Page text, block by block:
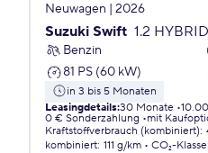
Neuwagen | 2026
Suzuki Swift 1.2
Benzin
81 PS (60 kW)
in 3 bis 5 Monaten
Leasingdetails:30 Monate
0 € Sonderzahlung
mit
Kraftstoffverbrauch (kombiniert):
kombiniert: 111 g/km CO₂-Klasse: